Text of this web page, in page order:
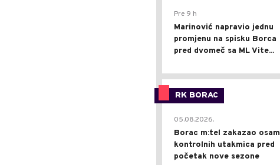
Pre 9 h
Marinović napravio jednu
promjenu na spisku Borca
pred dvomeč sa ML Vite...
RK BORAC
05.08.2026.
Borac m:tel zakazao osam
kontrolnih utakmica pred
početak nove sezone